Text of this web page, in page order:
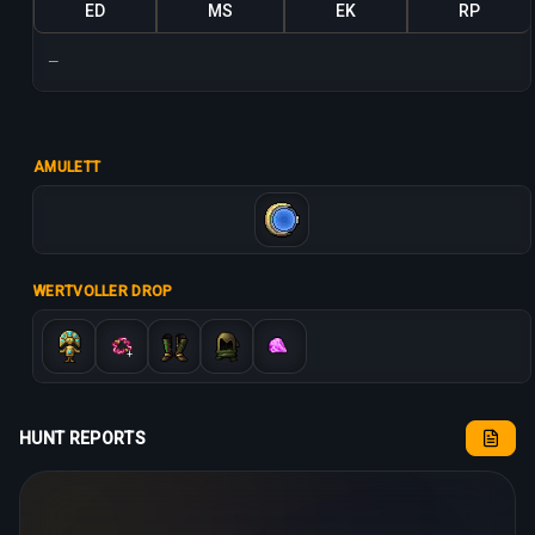
ED MS EK RP
—
AMULETT
WERTVOLLER DROP
HUNT REPORTS